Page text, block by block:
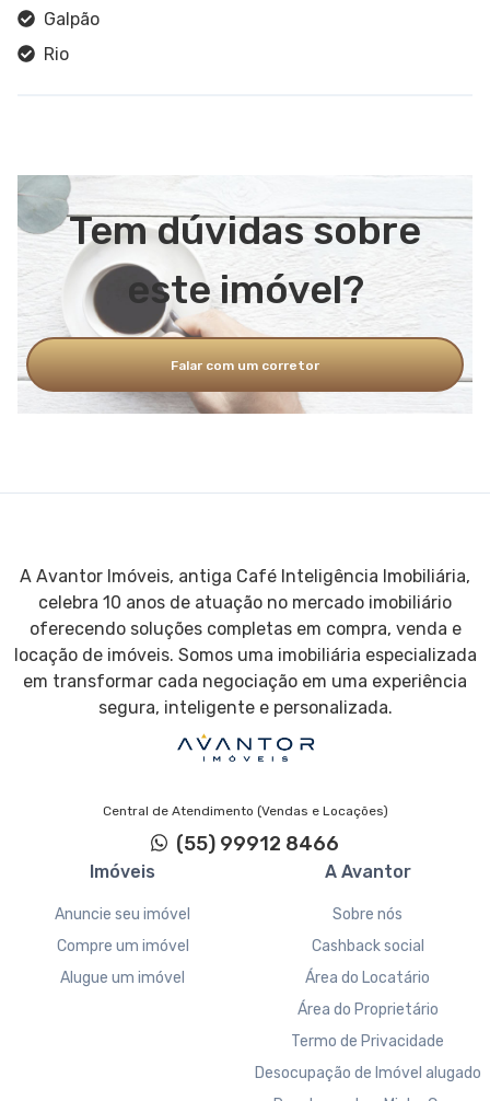
Galpão
Rio
Tem dúvidas sobre
este imóvel?
Falar com um corretor
A Avantor Imóveis, antiga Café Inteligência Imobiliária,
celebra 10 anos de atuação no mercado imobiliário
oferecendo soluções completas em compra, venda e
locação de imóveis. Somos uma imobiliária especializada
em transformar cada negociação em uma experiência
segura, inteligente e personalizada.
Central de Atendimento (Vendas e Locações)
(55) 99912 8466
Imóveis
Anuncie seu imóvel
Compre um imóvel
Alugue um imóvel
A Avantor
Sobre nós
Cashback social
Área do Locatário
Área do Proprietário
Termo de Privacidade
Desocupação de Imóvel alugado